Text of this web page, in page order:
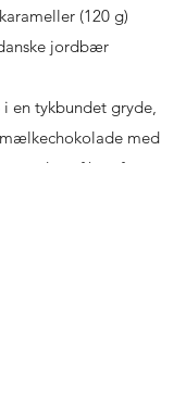
(120 g)
jordbær
en tykbundet gryde,
med
gryden af komfuret,